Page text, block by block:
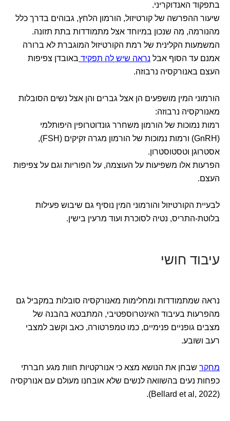
בתפקוד האנדוקריני.
שיעור ההפרשה של קורטיזול, הורמון הלחץ, גבוהים בדרך כלל
מהנורמה, מה שנכון במיוחד אצל מתמודדות בתת תזונה.
המשמעות הקלינית של רמת הקורטיזול המוגברת לא ברורה
אמנם עד הסוף אבל נראה שיש לה תפקיד באובדן צפיפות
העצם באנורקסיה נרבוזה.
הורמוני המין מושפעים הן אצל גברים והן אצל נשים הסובלות
מאנורקסיה נרבוזה:
רמות נמוכות של הורמון משחרר גונדוטרופין היפותלמי
(GnRH) ורמות נמוכות של הורמון מגרה זקיקים (FSH),
אסטרוגן וטסטוסטרון.
הפרעות אלו משפיעות על העוצמה, על הפוריות וגם על צפיפות
העצם.
לבעיית הקורטיזול והורמוני המין נוסיף גם שיבוש פעילות
בלוטת-התריס, נטיה לסוכרת ועוד מרעין בישין.
עיבוד חושי
נראה שמתמודדות ומחלימות מאנורקסיה סובלות במקביל גם
מהפרעות בעיבוד האינטרוספטיבי, המתבטא בהבנה של
מצבים גופניים פנימיים, כמו טמפרטורה, כאב וקשב למצבי
רעב ושובע.
מחקר שבחן את הנושא מצא כי אנורקטיות חוות מגע חברתי
כפחות נעים בהשוואה לנשים שלא אובחנו מעולם עם אנורקסיה
(Bellard et al, 2022).